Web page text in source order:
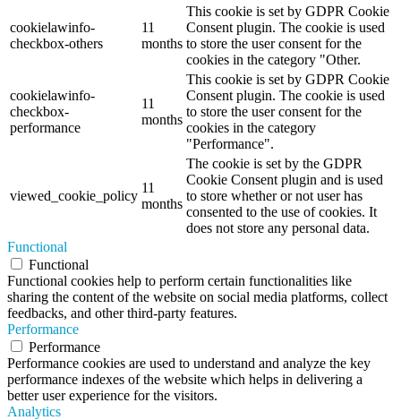
cookielawinfo-
checkbox-others
11
months
This cookie is set by GDPR Cookie
Consent plugin. The cookie is used
to store the user consent for the
cookies in the category "Other.
cookielawinfo-
checkbox-
performance
11
months
This cookie is set by GDPR Cookie
Consent plugin. The cookie is used
to store the user consent for the
cookies in the category
"Performance".
viewed_cookie_policy
11
months
The cookie is set by the GDPR
Cookie Consent plugin and is used
to store whether or not user has
consented to the use of cookies. It
does not store any personal data.
Functional
Functional
Functional cookies help to perform certain functionalities like
sharing the content of the website on social media platforms, collect
feedbacks, and other third-party features.
Performance
Performance
Performance cookies are used to understand and analyze the key
performance indexes of the website which helps in delivering a
better user experience for the visitors.
Analytics